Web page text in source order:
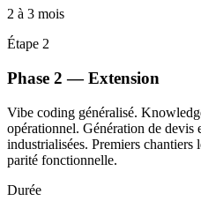
2 à 3 mois
Étape 2
Phase 2 — Extension
Vibe coding généralisé.
opérationnel. Génération de devis
industrialisées. Premiers
parité fonctionnelle.
Durée